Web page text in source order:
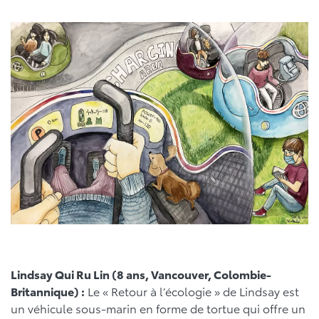
Lindsay Qui Ru Lin (8 ans, Vancouver, Colombie-
Britannique) : Le « Retour à l’écologie » de Lindsay est
un véhicule sous-marin en forme de tortue qui offre un